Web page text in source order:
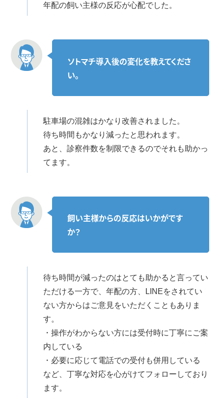
年配の飼い主様の反応が心配でした。
ソトマチ導入後の変化を教えてくださ
い。
駐車場の混雑はかなり改善されました。
待ち時間もかなり減ったと思われます。
あと、診察件数を制限できるのでそれも助かっ
てます。
飼い主様からの反応はいかがです
か？
待ち時間が減ったのはとても助かると言ってい
ただける一方で、年配の方、LINEをされてい
ない方からはご意見をいただくこともありま
す。
・操作がわからない方には受付時に丁寧にご案
内している
・必要に応じて電話での受付も併用している
など、丁寧な対応を心がけてフォローしており
ます。